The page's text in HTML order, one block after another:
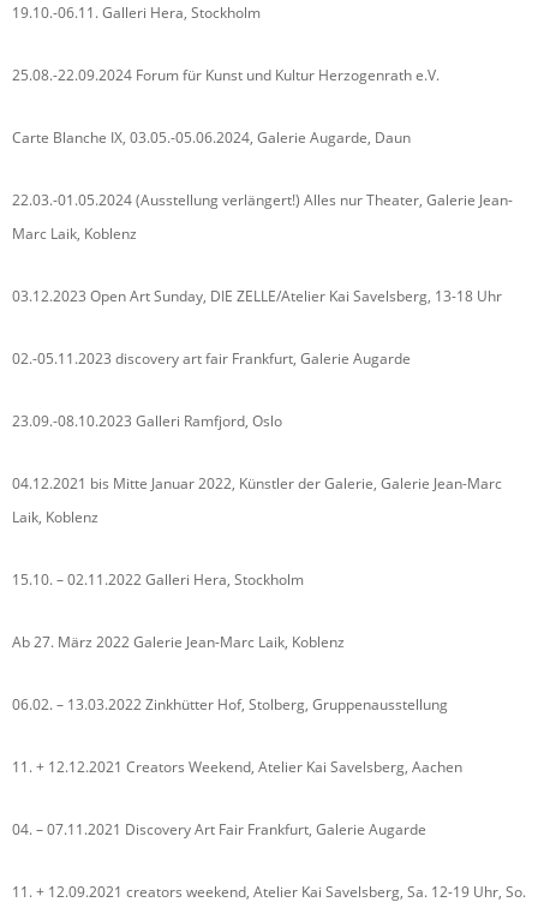
19.10.-06.11. Galleri Hera, Stockholm
25.08.-22.09.2024 Forum für Kunst und Kultur Herzogenrath e.V.
Carte Blanche IX, 03.05.-05.06.2024, Galerie Augarde, Daun
22.03.-01.05.2024 (Ausstellung verlängert!) Alles nur Theater, Galerie Jean-
Marc Laik, Koblenz
03.12.2023 Open Art Sunday, DIE ZELLE/Atelier Kai Savelsberg, 13-18 Uhr
02.-05.11.2023 discovery art fair Frankfurt, Galerie Augarde
23.09.-08.10.2023 Galleri Ramfjord, Oslo
04.12.2021 bis Mitte Januar 2022, Künstler der Galerie, Galerie Jean-Marc
Laik, Koblenz
15.10. – 02.11.2022 Galleri Hera, Stockholm
Ab 27. März 2022 Galerie Jean-Marc Laik, Koblenz
06.02. – 13.03.2022 Zinkhütter Hof, Stolberg, Gruppenausstellung
11. + 12.12.2021 Creators Weekend, Atelier Kai Savelsberg, Aachen
04. – 07.11.2021 Discovery Art Fair Frankfurt, Galerie Augarde
11. + 12.09.2021 creators weekend, Atelier Kai Savelsberg, Sa. 12-19 Uhr, So.